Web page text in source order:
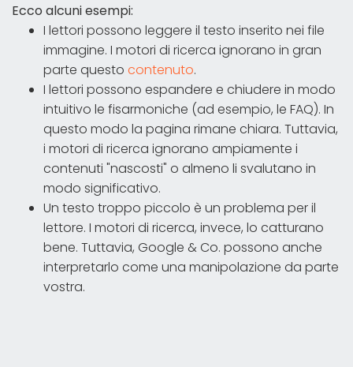
Ecco alcuni esempi:
I lettori possono leggere il testo inserito nei file
immagine. I motori di ricerca ignorano in gran
parte questo contenuto.
I lettori possono espandere e chiudere in modo
intuitivo le fisarmoniche (ad esempio, le FAQ). In
questo modo la pagina rimane chiara. Tuttavia,
i motori di ricerca ignorano ampiamente i
contenuti "nascosti" o almeno li svalutano in
modo significativo.
Un testo troppo piccolo è un problema per il
lettore. I motori di ricerca, invece, lo catturano
bene. Tuttavia, Google & Co. possono anche
interpretarlo come una manipolazione da parte
vostra.